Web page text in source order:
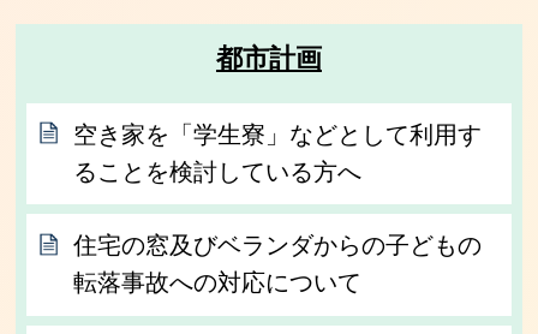
都市計画
空き家を「学生寮」などとして利用す
ることを検討している方へ
住宅の窓及びベランダからの子どもの
転落事故への対応について